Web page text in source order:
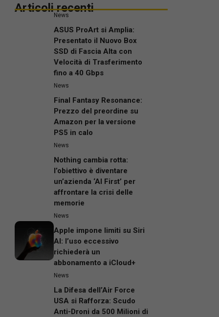
Articoli recenti
News
ASUS ProArt si Amplia:
Presentato il Nuovo Box
SSD di Fascia Alta con
Velocità di Trasferimento
fino a 40 Gbps
News
Final Fantasy Resonance:
Prezzo del preordine su
Amazon per la versione
PS5 in calo
News
Nothing cambia rotta:
l’obiettivo è diventare
un’azienda ‘AI First’ per
affrontare la crisi delle
memorie
News
Apple impone limiti su Siri
AI: l’uso eccessivo
richiederà un
abbonamento a iCloud+
News
La Difesa dell’Air Force
USA si Rafforza: Scudo
Anti-Droni da 500 Milioni di